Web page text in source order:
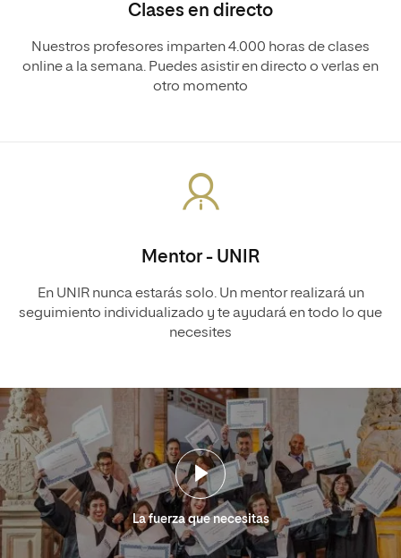
Clases en directo
Nuestros profesores imparten 4.000 horas de clases
online a la semana. Puedes asistir en directo o verlas en
otro momento
Mentor - UNIR
En UNIR nunca estarás solo. Un mentor realizará un
seguimiento individualizado y te ayudará en todo lo que
necesites
La fuerza que necesitas